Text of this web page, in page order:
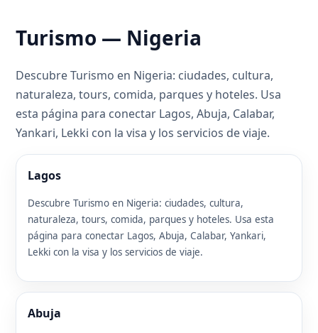
Turismo — Nigeria
Descubre Turismo en Nigeria: ciudades, cultura,
naturaleza, tours, comida, parques y hoteles. Usa
esta página para conectar Lagos, Abuja, Calabar,
Yankari, Lekki con la visa y los servicios de viaje.
Lagos
Descubre Turismo en Nigeria: ciudades, cultura,
naturaleza, tours, comida, parques y hoteles. Usa esta
página para conectar Lagos, Abuja, Calabar, Yankari,
Lekki con la visa y los servicios de viaje.
Abuja